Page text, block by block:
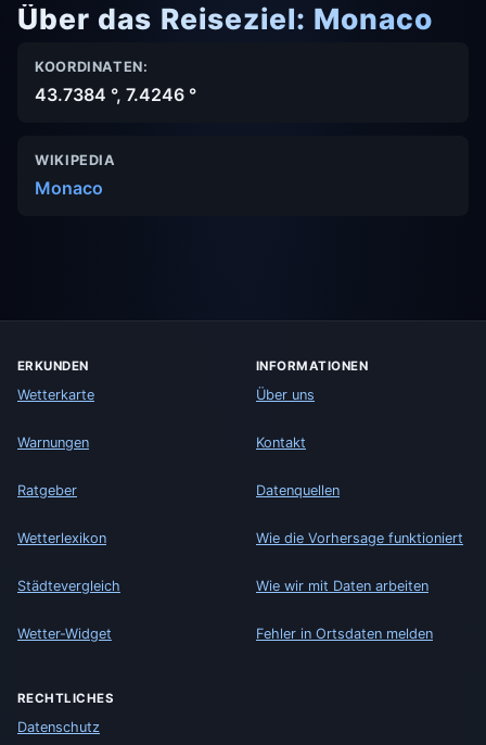
Über das Reiseziel: Monaco
KOORDINATEN:
43.7384 °, 7.4246 °
WIKIPEDIA
Monaco
ERKUNDEN
Wetterkarte
Warnungen
Ratgeber
Wetterlexikon
Städtevergleich
Wetter-Widget
INFORMATIONEN
Über uns
Kontakt
Datenquellen
Wie die Vorhersage funktioniert
Wie wir mit Daten arbeiten
Fehler in Ortsdaten melden
RECHTLICHES
Datenschutz